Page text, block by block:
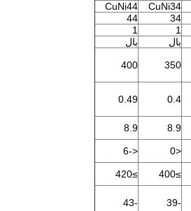
CuNi34
CuNi44
34
44
1
1
بال
بال
350
400
0.4
0.49
8.9
8.9
<0
<-6
≥400
≥420
-39
-43